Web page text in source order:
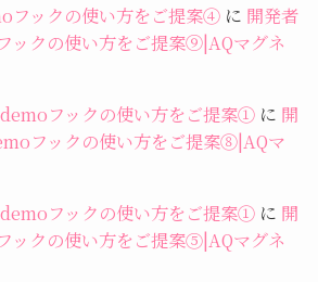
フックの使い方をご提案④に 開発者
ックの使い方をご提案⑨|AQマグネ
フックの使い方をご提案①に 開
フックの使い方をご提案⑧|AQマ
フックの使い方をご提案①に 開
ックの使い方をご提案⑤|AQマグネ